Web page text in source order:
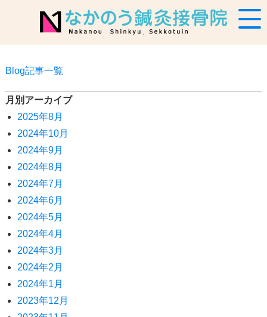
Blog記事一覧
月別アーカイブ
2025年8月
2024年10月
2024年9月
2024年8月
2024年7月
2024年6月
2024年5月
2024年4月
2024年3月
2024年2月
2024年1月
2023年12月